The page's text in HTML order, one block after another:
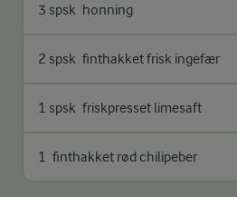
3 spsk honning
2 spsk finthakket frisk ingefær
1 spsk friskpresset limesaft
1 finthakket rød chilipeber